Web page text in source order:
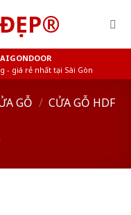
- giá rẻ nhất tại Sài Gòn
GỖ / CỬA GỖ HDF